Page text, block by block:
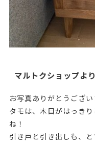
マルトクショップより
お写真ありがとうござい
タモは、木目がはっき
ね！
引き戸と引き出しも、